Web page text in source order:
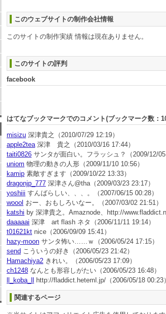
このウェブサイトの制作会社情報
このサイトの制作実績 情報は現在ありません。
このサイトの評判
facebook
はてなブックマークでのコメント(ブックマーク数：
misizu 深津貴之
（2010/07/29 12:19）
apple2tea深津 貴之
（2010/03/16 17:44）
taiti0826 サンタが面白い。フラッシュ？
（2009/12/
uniom 物理の動きの人形 （2009/11/10 10:56）
kamip 素敵すぎます （2009/10/22 13:33）
dragonjp_777 深津さん@tha（2009/03/23 23:17）
yoshiii すんばらしい、、、。
（2007/06/15 00:28）
woool おー、おもしろいなー。
（2007/03/02 21:51）
katshi by 深津貴之。Amaznode、http://
daaaaai 深津 art flash ネタ
（2006/11/11 19:14）
t01621kt nice （2006/09/09 15:41）
hazy-moon サンタ怖い……ｗ
（2006/05/24 17:15）
send こういうの好き
（2006/05/23 21:42）
Hamachiya2 きれい。
（2006/05/23 17:09）
ch1248 なんとも形容しがたい （2006/05/23 16:48）
ll_koba_ll
http://fladdict.heteml.jp/ （2006/05/18 00:23）
関連するページ